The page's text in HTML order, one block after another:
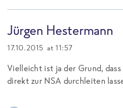
Jürgen Hestermann
17.10.2015 at 11:57
Vielleicht ist ja der Grund,
direkt zur NSA durchleiten